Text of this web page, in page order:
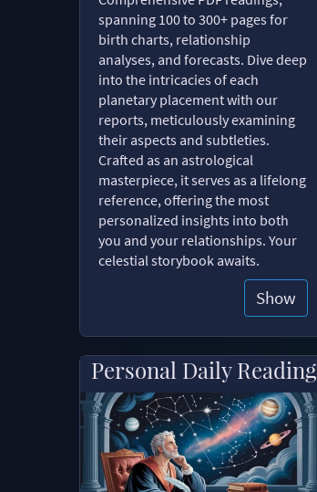
spanning 100 to 300+ pages for
birth charts, relationship
analyses, and forecasts. Dive deep
into the intricacies of each
planetary placement with our
reports, meticulously examining
their aspects and subtleties.
Crafted as an astrological
masterpiece, it serves as a lifelong
reference, offering the most
personalized insights into both
you and your relationships. Your
celestial storybook awaits.
Show
Personal Daily Reading